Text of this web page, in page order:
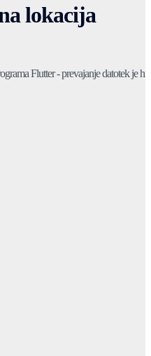
lokacija
Flutter - prevajanje datotek je